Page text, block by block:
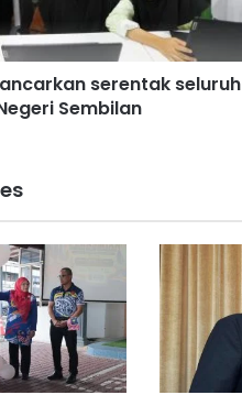
serentak seluruh
Sembilan